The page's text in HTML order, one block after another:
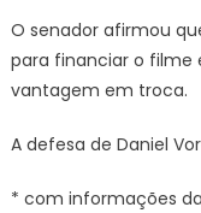
O senador afirmou
para financiar o filme
vantagem em troca.
A defesa de Daniel
* com informações